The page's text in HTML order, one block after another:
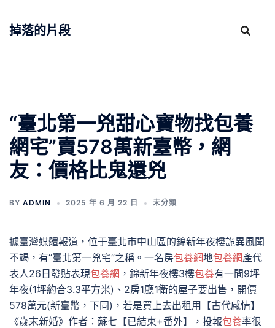
掉落的片段
“臺北第一兇甜心寶物找包養
網宅”賣578萬新臺幣，網
友：價格比鬼還兇
BY ADMIN 2025 年 6 月 22 日 未分類
據臺灣媒體報道，位于臺北市中山區的錦新年夜樓詭異風聞
不竭，有“臺北第一兇宅”之稱。一名房包養網地包養網產代
表人26日發貼表現包養網 ，錦新年夜樓3樓包養有一間9坪
年夜(1坪約合3.3平方米)、2房1廳1衛的屋子要出售，開價
578萬元(新臺幣，下同)，若是買上去出租用【古代感情】
《歲末新婚》作者：蘇七【已結束+番外】，投報包養率很